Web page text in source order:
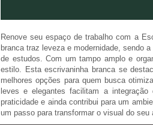
Renove seu espaço de trabalho com a
branca traz leveza e modernidade, sendo
de estudos. Com um tampo amplo e
estilo. Esta escrivaninha branca se
melhores opções para quem busca
leves e elegantes facilitam a
praticidade e ainda contribui para um
um passo para transformar o visual do seu